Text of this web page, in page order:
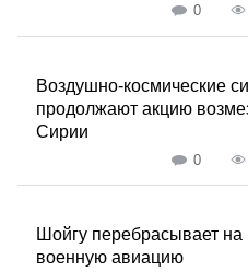
0
Воздушно-космические
продолжают акцию
Сирии
0
Шойгу перебрасывает на
военную авиацию